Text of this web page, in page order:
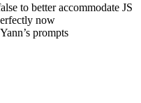
to better accommodate JS
now
prompts